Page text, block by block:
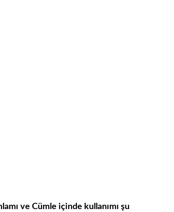
ve Cümle içinde kullanımı şu